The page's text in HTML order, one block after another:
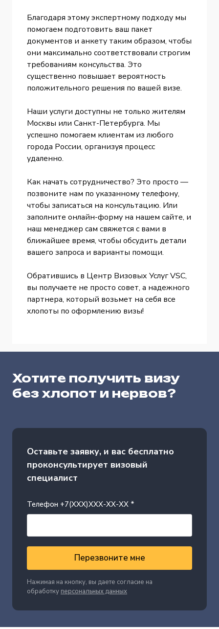
Благодаря этому экспертному подходу мы
помогаем подготовить ваш пакет
документов и анкету таким образом, чтобы
они максимально соответствовали строгим
требованиям консульства. Это
существенно повышает вероятность
положительного решения по вашей визе.
Наши услуги доступны не только жителям
Москвы или Санкт-Петербурга. Мы
успешно помогаем клиентам из любого
города России, организуя процесс
удаленно.
Как начать сотрудничество? Это просто —
позвоните нам по указанному телефону,
чтобы записаться на консультацию. Или
заполните онлайн-форму на нашем сайте, и
наш менеджер сам свяжется с вами в
ближайшее время, чтобы обсудить детали
вашего запроса и варианты помощи.
Обратившись в Центр Визовых Услуг VSC,
вы получаете не просто совет, а надежного
партнера, который возьмет на себя все
хлопоты по оформлению визы!
Хотите получить визу
без хлопот и нервов?
Оставьте заявку, и вас бесплатно
проконсультирует визовый
специалист
Телефон +7(XXX)XXX-XX-XX *
Перезвоните мне
Нажимая на кнопку, вы даете согласие на
обработку персональных данных